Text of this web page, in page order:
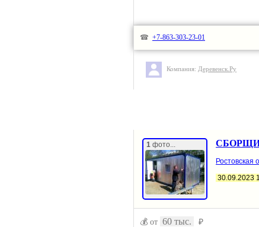
☎ +7-863-303-23-01
Компания: Деревенск.Ру
1 фото...
Ростовская
30.09.2023
💰 от 60 тыс. ₽